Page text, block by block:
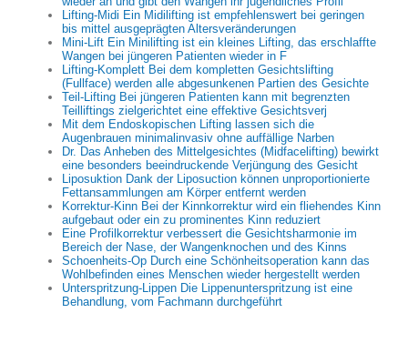
Lifting-Midi Ein Midilifting ist empfehlenswert bei geringen
bis mittel ausgeprägten Altersveränderungen
Mini-Lift Ein Minilifting ist ein kleines Lifting, das erschlaffte
Wangen bei jüngeren Patienten wieder in F
Lifting-Komplett Bei dem kompletten Gesichtslifting
(Fullface) werden alle abgesunkenen Partien des Gesichte
Teil-Lifting Bei jüngeren Patienten kann mit begrenzten
Teilliftings zielgerichtet eine effektive Gesichtsverj
Mit dem Endoskopischen Lifting lassen sich die
Augenbrauen minimalinvasiv ohne auffällige Narben
Dr. Das Anheben des Mittelgesichtes (Midfacelifting) bewirkt
eine besonders beeindruckende Verjüngung des Gesicht
Liposuktion Dank der Liposuction können unproportionierte
Fettansammlungen am Körper entfernt werden
Korrektur-Kinn Bei der Kinnkorrektur wird ein fliehendes Kinn
aufgebaut oder ein zu prominentes Kinn reduziert
Eine Profilkorrektur verbessert die Gesichtsharmonie im
Bereich der Nase, der Wangenknochen und des Kinns
Schoenheits-Op Durch eine Schönheitsoperation kann das
Wohlbefinden eines Menschen wieder hergestellt werden
Unterspritzung-Lippen Die Lippenunterspritzung ist eine
Behandlung, vom Fachmann durchgeführt